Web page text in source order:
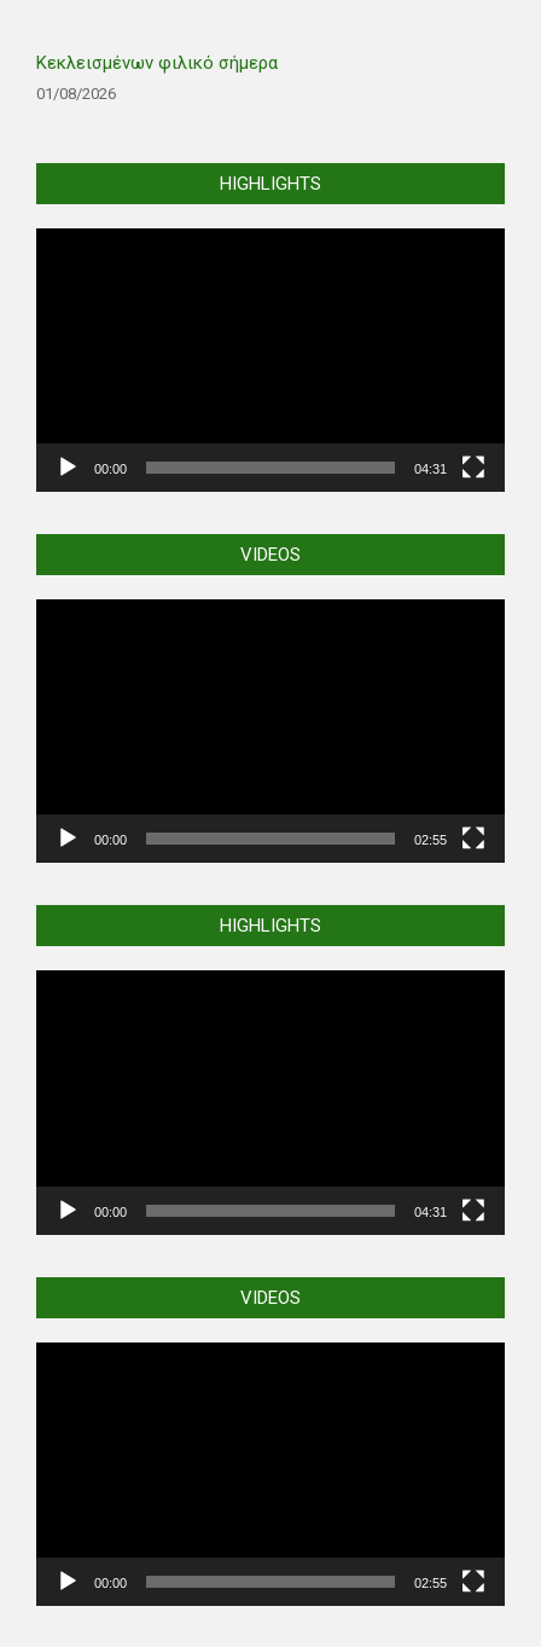
Κεκλεισμένων φιλικό σήμερα
01/08/2026
HIGHLIGHTS
00:00 04:31
VIDEOS
00:00 02:55
HIGHLIGHTS
00:00 04:31
VIDEOS
00:00 02:55